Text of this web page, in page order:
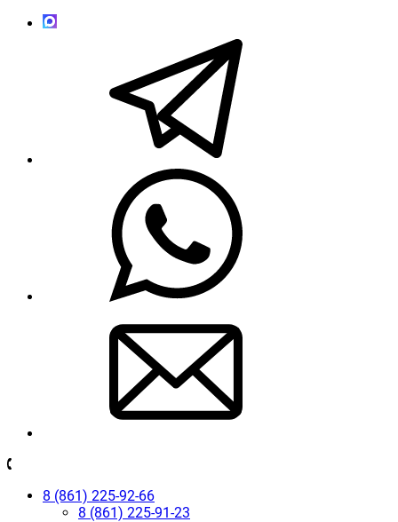
8 (861) 225-92-66
8 (861) 225-91-23